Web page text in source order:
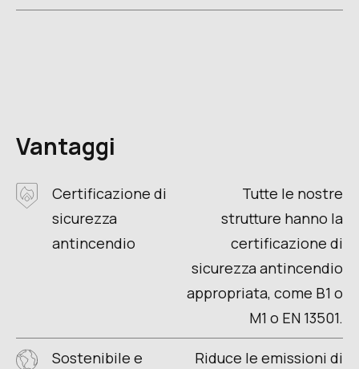
Vantaggi
Certificazione di
sicurezza
antincendio
Tutte le nostre
strutture hanno la
certificazione di
sicurezza antincendio
appropriata, come B1 o
M1 o EN 13501.
Sostenibile e
Riduce le emissioni di